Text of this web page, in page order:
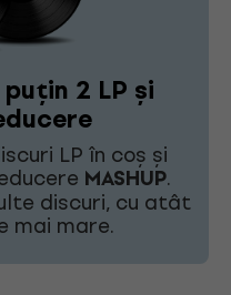
2 LP și
LP în coș și
MASHUP.
discuri, cu atât
mai mare.